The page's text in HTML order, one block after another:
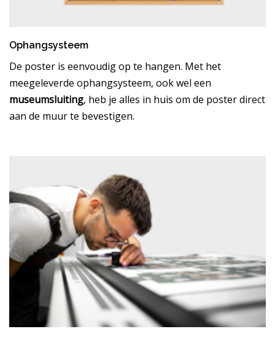
Ophangsysteem
De poster is eenvoudig op te hangen. Met het
meegeleverde ophangsysteem, ook wel een
museumsluiting, heb je alles in huis om de poster direct
aan de muur te bevestigen.